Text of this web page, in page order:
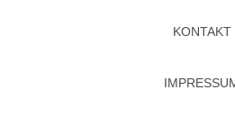
KONTAKT